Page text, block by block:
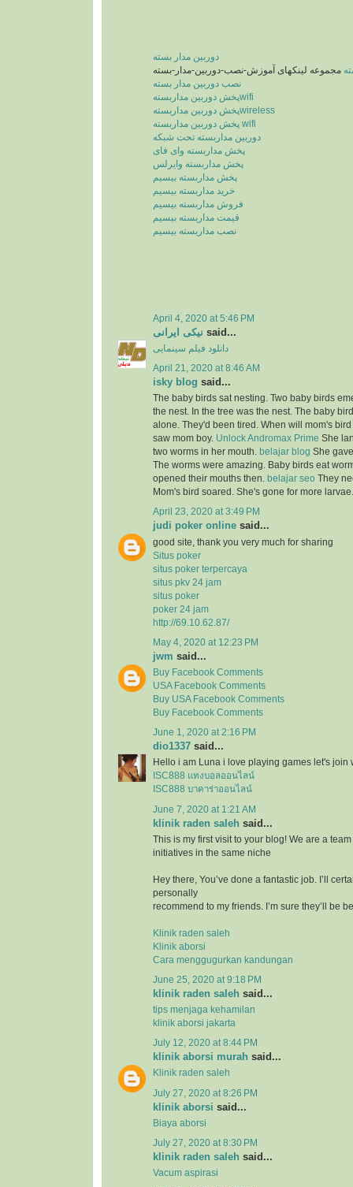
دوربین مدار بسته
نصب دوربین مدار بسته
پخش دوربین مداربستهwifi
پخش دوربین مداربستهwireless
پخش دوربین مداربسته wifi
دوربین مداربسته تحت شبکه
پخش مداربسته وای فای
پخش مداربسته وایرلس
پخش مداربسته بیسیم
خرید مداربسته بیسیم
فروش مداربسته بیسیم
قیمت مداربسته بیسیم
نصب مداربسته بیسیم
April 4, 2020 at 5:46 PM
نیکی ایرانی said...
دانلود فیلم سینمایی
April 21, 2020 at 8:46 AM
isky blog said...
The baby birds sat nesting. Two baby birds
the nest. In the tree was the nest. The baby
alone. They'd been tired. When will mom's
saw mom boy. Unlock Andromax Prime She
two worms in her mouth.
belajar blog She
The worms were amazing. Baby birds eat
opened their mouths then.
belajar seo They
Mom's bird soared. She's gone for more
April 23, 2020 at 3:49 PM
judi poker online said...
good site, thank you very much for sharing
Situs poker
situs poker terpercaya
situs pkv 24 jam
situs poker
poker 24 jam
http://69.10.62.87/
May 4, 2020 at 12:23 PM
jwm said...
Buy Facebook Comments
USA Facebook Comments
Buy USA Facebook Comments
Buy Facebook Comments
June 1, 2020 at 2:16 PM
dio1337 said...
Hello i am Luna i love playing games let's join
ISC888 แทงบอลออนไลน์
ISC888 บาคาร่าออนไลน์
June 7, 2020 at 1:21 AM
klinik raden saleh said...
This is my first visit to your blog! We are a
initiatives in the same niche
Hey there, You’ve done a fantastic job. I’ll
personally
recommend to my friends. I’m sure they’ll be
Klinik raden saleh
Klinik aborsi
Cara menggugurkan kandungan
June 25, 2020 at 9:18 PM
klinik raden saleh said...
tips menjaga kehamilan
klinik aborsi jakarta
July 12, 2020 at 8:44 PM
klinik aborsi murah said...
Klinik raden saleh
July 27, 2020 at 8:26 PM
klinik aborsi said...
Biaya aborsi
July 27, 2020 at 8:30 PM
klinik raden saleh said...
Vacum aspirasi